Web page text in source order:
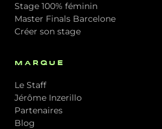
Stage 100% féminin
Master Finals Barcelone
Créer son stage
MARQUE
Le Staff
Jérôme Inzerillo
Partenaires
Blog